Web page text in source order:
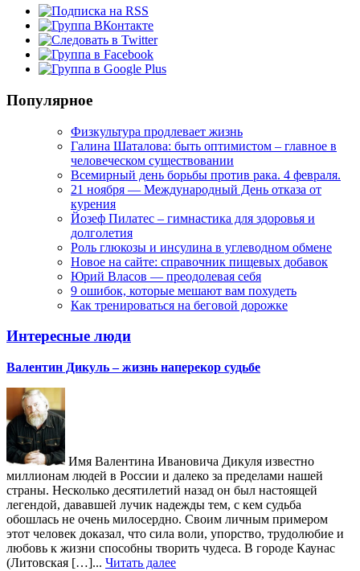
Популярное
Физкультура продлевает жизнь
Галина Шаталова: быть оптимистом – главное в
человеческом существовании
Всемирный день борьбы против рака. 4 февраля.
21 ноября — Международный День отказа от
курения
Йозеф Пилатес – гимнастика для здоровья и
долголетия
Роль глюкозы и инсулина в углеводном обмене
Новое на сайте: справочник пищевых добавок
Юрий Власов — преодолевая себя
9 ошибок, которые мешают вам похудеть
Как тренироваться на беговой дорожке
Интересные люди
Валентин Дикуль – жизнь наперекор судьбе
Имя Валентина Ивановича Дикуля известно
миллионам людей в России и далеко за пределами нашей
страны. Несколько десятилетий назад он был настоящей
легендой, дававшей лучик надежды тем, с кем судьба
обошлась не очень милосердно. Своим личным примером
этот человек доказал, что сила воли, упорство, трудолюбие и
любовь к жизни способны творить чудеса. В городе Каунас
(Литовская […]... Читать далее